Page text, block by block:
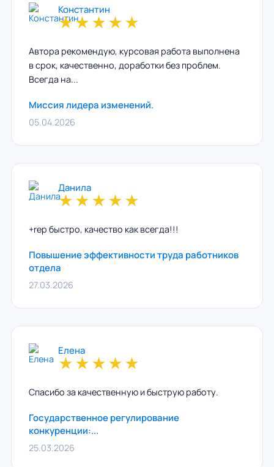
Константин
★★★★★
Автора рекомендую, курсовая работа выполнена
в срок, качественно, доработки без проблем.
Всегда на...
Миссия лидера изменений.
05.04.2026
Данила
★★★★★
+rep быстро, качество как всегда!!!
Повышение эффективности труда работников
отдела
27.03.2026
Елена
★★★★★
Спасибо за качественную и быструю работу.
Государственное регулирование
конкуренции:...
25.03.2026